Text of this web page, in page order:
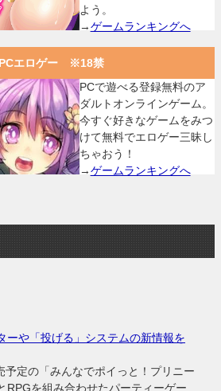
よう。
→ゲームランキングへ
エロゲー ※18禁
PCで遊べる登録無料のア
ダルトオンラインゲーム。
今すぐ好きなゲームをみつ
けて無料でエロゲー三昧し
ちゃおう！
→ゲームランキングへ
ーや「投げる」システムの新情報を
定の「みんなでポイっと！プリニー
RPGを組み合わせたパーティーゲー